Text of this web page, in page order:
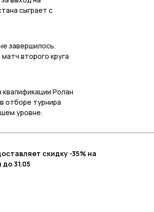
сыграет с
завершилось.
второго круга
Ролан
отборе турнира
уровне.
скидку -35% на
31.05